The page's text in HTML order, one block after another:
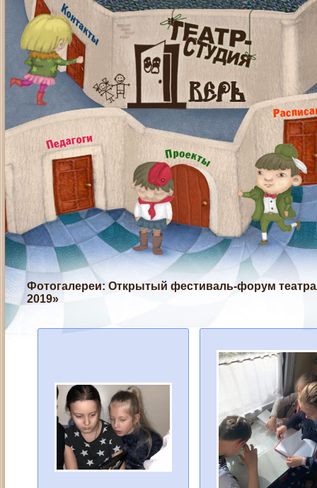
Фотогалереи: Открытый фестиваль-форум
2019»